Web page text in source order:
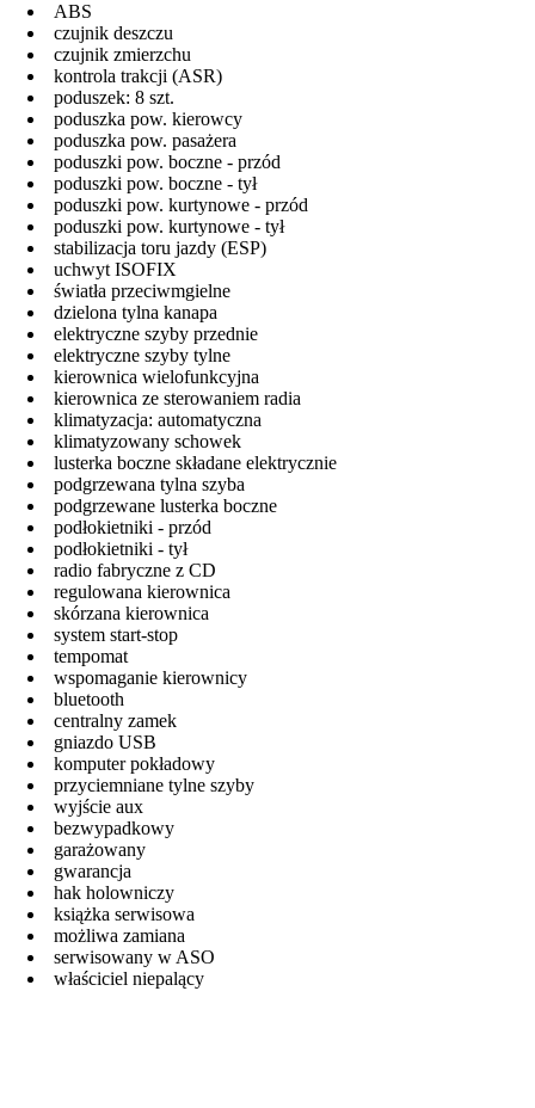
ABS
czujnik deszczu
czujnik zmierzchu
kontrola trakcji (ASR)
poduszek: 8 szt.
poduszka pow. kierowcy
poduszka pow. pasażera
poduszki pow. boczne - przód
poduszki pow. boczne - tył
poduszki pow. kurtynowe - przód
poduszki pow. kurtynowe - tył
stabilizacja toru jazdy (ESP)
uchwyt ISOFIX
światła przeciwmgielne
dzielona tylna kanapa
elektryczne szyby przednie
elektryczne szyby tylne
kierownica wielofunkcyjna
kierownica ze sterowaniem radia
klimatyzacja: automatyczna
klimatyzowany schowek
lusterka boczne składane elektrycznie
podgrzewana tylna szyba
podgrzewane lusterka boczne
podłokietniki - przód
podłokietniki - tył
radio fabryczne z CD
regulowana kierownica
skórzana kierownica
system start-stop
tempomat
wspomaganie kierownicy
bluetooth
centralny zamek
gniazdo USB
komputer pokładowy
przyciemniane tylne szyby
wyjście aux
bezwypadkowy
garażowany
gwarancja
hak holowniczy
książka serwisowa
możliwa zamiana
serwisowany w ASO
właściciel niepalący